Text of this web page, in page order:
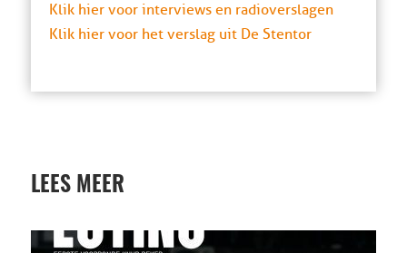
Klik hier voor interviews en radioverslagen
Klik hier voor het verslag uit De Stentor
LEES MEER